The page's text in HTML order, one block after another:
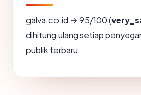
galva.co.id → 95/100 (
dihitung ulang setiap
publik terbaru.